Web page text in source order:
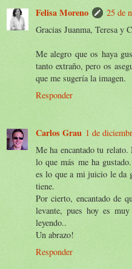
Felisa Moreno
25 de
Gracias Juanma, Teresa y
Me alegro que os haya
tanto extraño, pero os
que me sugería la imagen.
Responder
Carlos Grau 1 de
Me ha encantado tu relato.
lo que más me ha
es lo que a mi juicio le da
tiene.
Por cierto, encantado de
levante, pues hoy es
leyendo..
Un abrazo!
Responder